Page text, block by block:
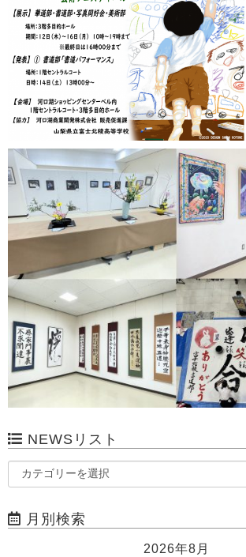
NEWSリスト
月別検索
2026年8月